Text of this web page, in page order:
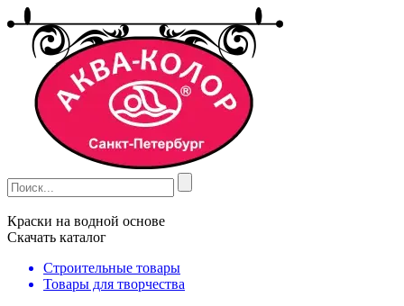
Краски на водной основе
Скачать каталог
Строительные товары
Товары для творчества